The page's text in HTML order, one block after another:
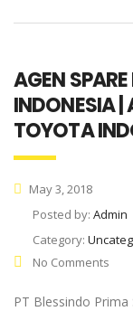
AGEN
INDONESIA |
TOYOTA
May 3, 2018
Posted by: Admin
Category:
No Comments
PT Blessindo Prima